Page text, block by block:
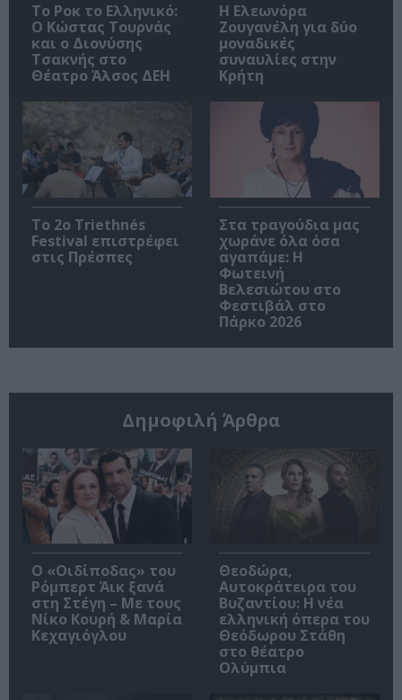
Το Ροκ το Ελληνικό:
Ο Κώστας Τουρνάς
και ο Διονύσης
Τσακνής στο
Θέατρο Άλσος ΔΕΗ
Η Ελεωνόρα
Ζουγανέλη για δύο
μοναδικές
συναυλίες στην
Κρήτη
Το 2ο Triethnés
Festival επιστρέφει
στις Πρέσπες
Στα τραγούδια μας
χωράνε όλα όσα
αγαπάμε: Η
Φωτεινή
Βελεσιώτου στο
Φεστιβάλ στο
Πάρκο 2026
Δημοφιλή Άρθρα
O «Οιδίποδας» του
Ρόμπερτ Άικ ξανά
στη Στέγη – Με τους
Νίκο Κουρή & Μαρία
Κεχαγιόγλου
Θεοδώρα,
Αυτοκράτειρα του
Βυζαντίου: Η νέα
ελληνική όπερα του
Θεόδωρου Στάθη
στο θέατρο
Ολύμπια